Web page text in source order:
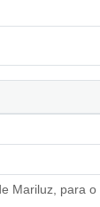
Mariluz, para